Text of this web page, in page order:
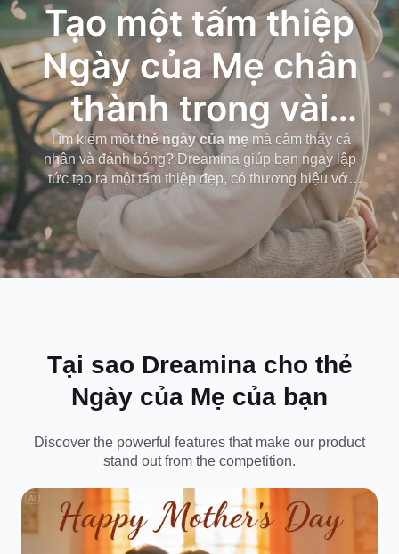
Tạo một tấm thiệp
Ngày của Mẹ chân
thành trong vài
phút
Tìm kiếm mộtthẻ ngày của mẹ mà cảm thấy cá
nhân và đánh bóng? Dreamina giúp bạn ngay lập
tức tạo ra một tấm thiệp đẹp, có thương hiệu với
ảnh, thông điệp chân thành và phong cách thiết kế
phù hợp với Mẹ. Tạo, cá nhân hóa và chia sẻ hoặc
in - không cần kỹ năng thiết kế.
Tại sao Dreamina cho thẻ
Ngày của Mẹ của bạn
Discover the powerful features that make our product
stand out from the competition.